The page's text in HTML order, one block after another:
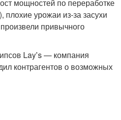
мощностей по переработке
плохие урожаи из-за засухи
привычного
Layʼs — компания
контрагентов о возможных